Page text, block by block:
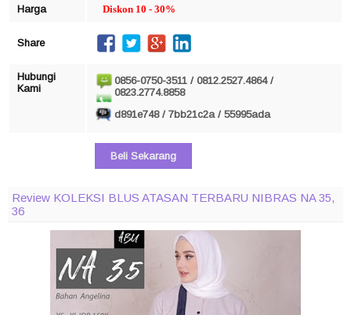
Harga Diskon 10 - 30%
Share
Hubungi
Kami
0856-0750-3511 / 0812.2527.4864 /
0823.2774.8858
d891e748 / 7bb21c2a / 55995ada
Beli Sekarang
Review KOLEKSI BLUS ATASAN TERBARU NIBRAS NA 35,
36